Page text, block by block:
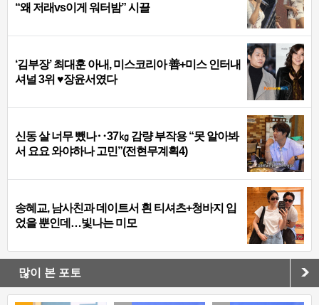
“왜 저래vs이게 워터밤” 시끌
‘김부장’ 최대훈 아내, 미스코리아 善+미스 인터내
셔널 3위 ♥장윤서였다
신동 살 너무 뺐나‥37㎏ 감량 부작용 “못 알아봐
서 요요 와야하나 고민”(전현무계획4)
송혜교, 남사친과 데이트서 흰 티셔츠+청바지 입
었을 뿐인데…빛나는 미모
많이 본 포토